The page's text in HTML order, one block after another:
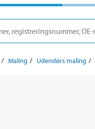
Maling Udendørs maling